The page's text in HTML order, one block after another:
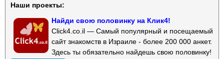
Наши проекты:
Найди свою половинку на Клик4!
Click4.co.il — Самый популярный и посещаемый
сайт знакомств в Израиле - более 200 000 анкет.
Здесь ты обязательно найдешь свою половинку!